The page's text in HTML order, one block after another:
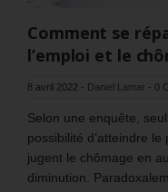
Comment se
l’emploi et le
8 avril 2022 - Daniel Lamar - 0
Selon une enquête,
possibilité d’atteindre
jugent le chômage en
diminution.